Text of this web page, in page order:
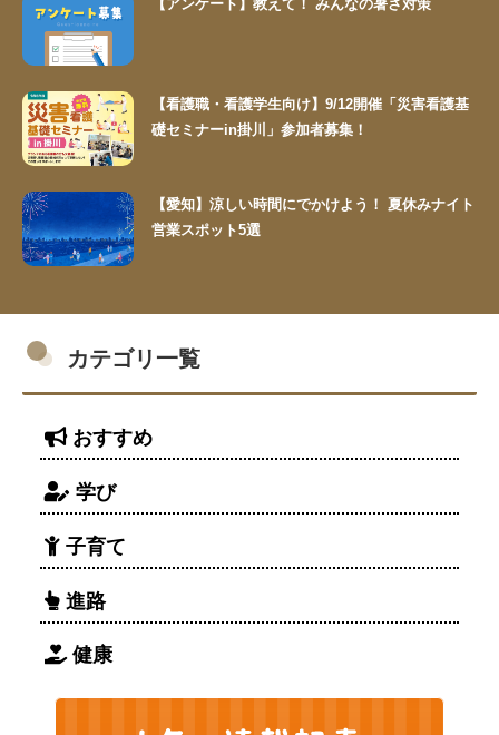
【アンケート】教えて！ みんなの暑さ対策
【看護職・看護学生向け】9/12開催「災害看護基
礎セミナーin掛川」参加者募集！
【愛知】涼しい時間にでかけよう！ 夏休みナイト
営業スポット5選
カテゴリ一覧
おすすめ
学び
子育て
進路
健康